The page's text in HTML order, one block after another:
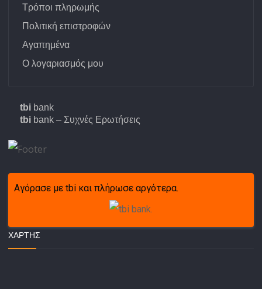
Τρόποι πληρωμής
Πολιτική επιστροφών
Αγαπημένα
Ο λογαριασμός μου
tbi bank
tbi bank – Συχνές Ερωτήσεις
Αγόρασε με tbi και πλήρωσε αργότερα.
ΧΆΡΤΗΣ